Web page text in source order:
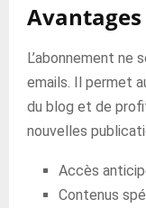
L’abonnement ne
emails. Il permet
du blog et de
nouvelles
Accès
Contenus